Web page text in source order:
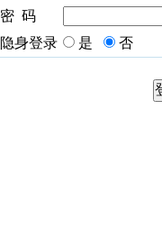
密 码
隐身登录
是 否